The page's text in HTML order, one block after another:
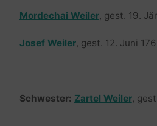
Mordechai Weiler, gest. 19.
Josef Weiler, gest. 12. Juni
Schwester: Zartel Weiler,